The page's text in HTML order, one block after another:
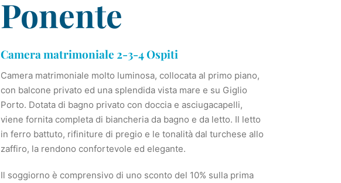
Ponente
Camera matrimoniale 2-3-4 Ospiti
Camera matrimoniale molto luminosa, collocata al primo piano,
con balcone privato ed una splendida vista mare e su Giglio
Porto. Dotata di bagno privato con doccia e asciugacapelli,
viene fornita completa di biancheria da bagno e da letto. Il letto
in ferro battuto, rifiniture di pregio e le tonalità dal turchese allo
zaffiro, la rendono confortevole ed elegante.
Il soggiorno è comprensivo di uno sconto del 10% sulla prima